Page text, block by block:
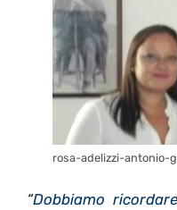
rosa-adelizzi-antonio-
“Dobbiamo